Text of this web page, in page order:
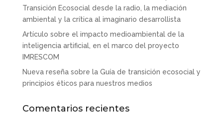
Transición Ecosocial desde la radio, la mediación
ambiental y la crítica al imaginario desarrollista
Artículo sobre el impacto medioambiental de la
inteligencia artificial, en el marco del proyecto
IMRESCOM
Nueva reseña sobre la Guía de transición ecosocial y
principios éticos para nuestros medios
Comentarios recientes